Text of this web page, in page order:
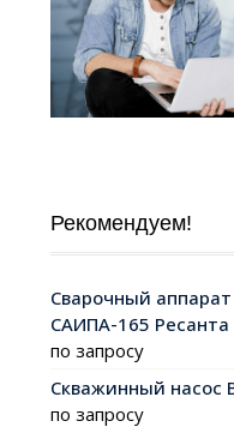
Рекомендуем!
Сварочный
САИПА-165 Ресанта
по запросу
Скважинный насос
по запросу